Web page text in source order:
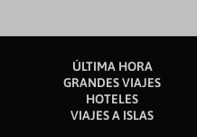
ÚLTIMA HORA
GRANDES VIAJES
HOTELES
VIAJES A ISLAS